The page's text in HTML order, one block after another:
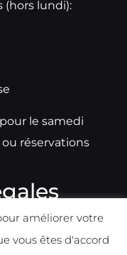
(hors lundi):
le samedi
réservations
améliorer votre
vous êtes d'accord